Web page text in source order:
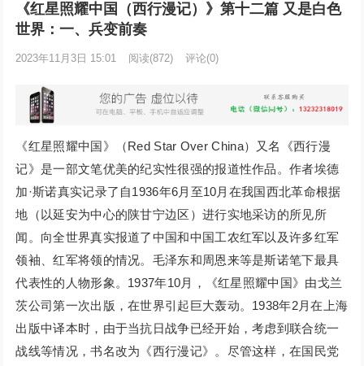
《红星照耀中国（西行漫记）》第十二篇 又是白色
世界：一、兵变前奏
2023年11月3日 15:01 阅读(872) 评论(0)
《红星照耀中国》（Red Star Over China）又名《西行漫
记》是一部文笔优美的纪实性很强的报道性作品。作者埃德
加·斯诺真实记录了自1936年6月至10月在我国西北革命根据
地（以延安为中心的陕甘宁边区）进行实地采访的所见所
闻。向全世界真实报道了中国和中国工农红军以及许多红军
领袖、红军将领的情况。毛泽东和周恩来等是斯诺笔下最具
代表性的人物形象。1937年10月，《红星照耀中国》由戈兰
茨公司第一次出版，在世界引起巨大轰动。1938年2月在上海
出版中译本时，由于当抗日战争已经开始，考虑到联合统一
战线等情况，书名改为《西行漫记》。尽管这样，在国民党